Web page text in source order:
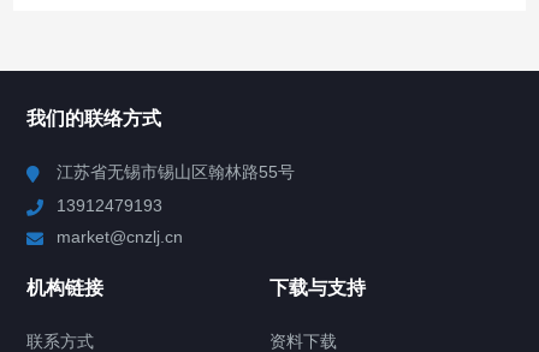
Chiller高精度制冷循环器
TCU温度控制单元
我们的联络方式
江苏省无锡市锡山区翰林路55号
13912479193
market@cnzlj.cn
机构链接
联系方式
下载与支持
资料下载